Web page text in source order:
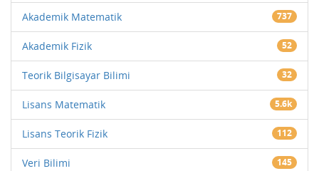
Akademik Matematik 737
Akademik Fizik 52
Teorik Bilgisayar Bilimi 32
Lisans Matematik 5.6k
Lisans Teorik Fizik 112
Veri Bilimi 145